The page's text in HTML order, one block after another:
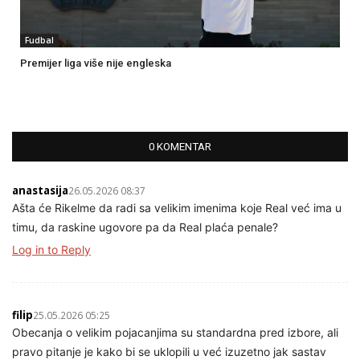
Fudbal
Premijer liga više nije engleska
0 KOMENTAR
anastasija26.05.2026 08:37
Ašta će Rikelme da radi sa velikim imenima koje Real već ima u
timu, da raskine ugovore pa da Real plaća penale?
Log in to Reply
filip25.05.2026 05:25
Obecanja o velikim pojacanjima su standardna pred izbore, ali
pravo pitanje je kako bi se uklopili u već izuzetno jak sastav